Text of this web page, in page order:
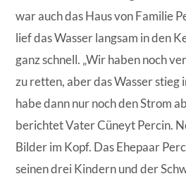
war auch das Haus von Familie
lief das Wasser langsam in den
ganz schnell. „Wir haben noch
zu retten, aber das Wasser stieg
habe dann nur noch den Strom
berichtet Vater Cüneyt Percin.
Bilder im Kopf. Das Ehepaar
seinen drei Kindern und der